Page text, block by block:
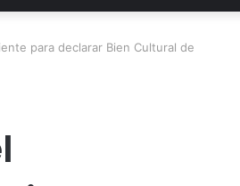
para declarar Bien Cultural de